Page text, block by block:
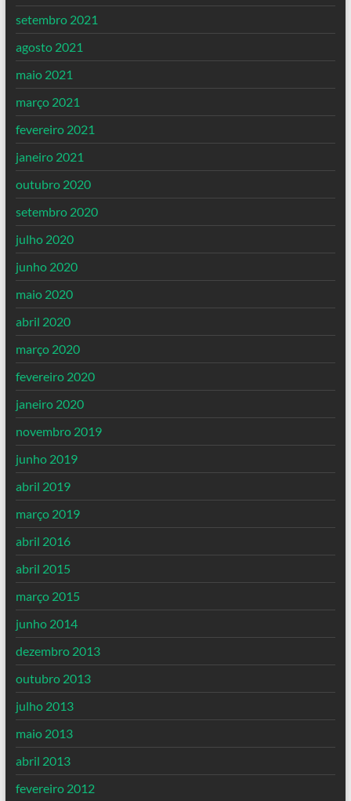
setembro 2021
agosto 2021
maio 2021
março 2021
fevereiro 2021
janeiro 2021
outubro 2020
setembro 2020
julho 2020
junho 2020
maio 2020
abril 2020
março 2020
fevereiro 2020
janeiro 2020
novembro 2019
junho 2019
abril 2019
março 2019
abril 2016
abril 2015
março 2015
junho 2014
dezembro 2013
outubro 2013
julho 2013
maio 2013
abril 2013
fevereiro 2012